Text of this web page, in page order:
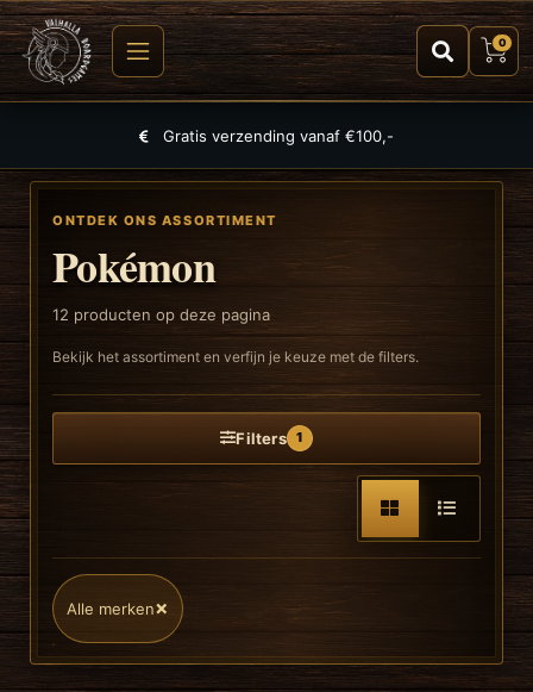
0
Grootste selectie aan spellen, puzzels en TCGs
ONTDEK ONS ASSORTIMENT
Pokémon
12 producten op deze pagina
Bekijk het assortiment en verfijn je keuze met de filters.
Filters 1
Alle merken×